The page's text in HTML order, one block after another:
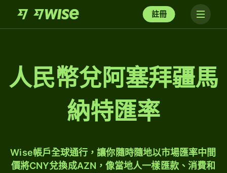
註冊
人民幣兌阿塞拜疆馬
納特匯率
Wise帳戶全球通行，讓你隨時隨地以市場匯率中間
價將CNY兌換成AZN，像當地人一樣匯款、消費和